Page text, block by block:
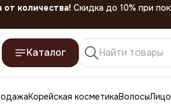
до 31.07.2026
Каталог
Корейская косметикаВолосыЛицо